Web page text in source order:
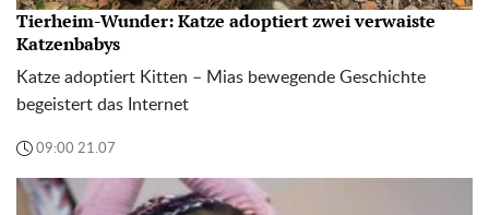
Tierheim-Wunder: Katze adoptiert zwei verwaiste
Katzenbabys
Katze adoptiert Kitten – Mias bewegende Geschichte
begeistert das Internet
09:00 21.07